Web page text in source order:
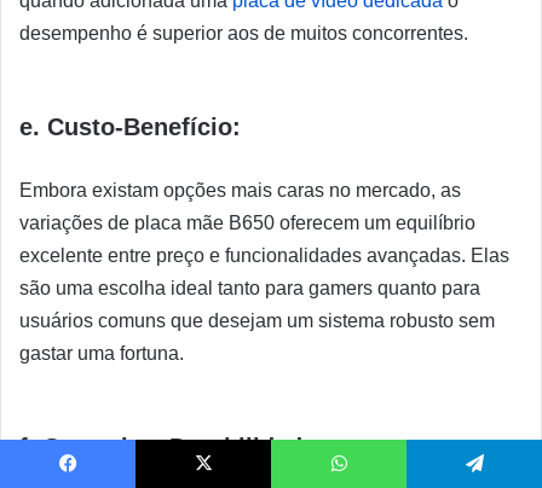
desempenho é superior aos de muitos concorrentes.
e. Custo-Benefício:
Embora existam opções mais caras no mercado, as
variações de placa mãe B650 oferecem um equilíbrio
excelente entre preço e funcionalidades avançadas. Elas
são uma escolha ideal tanto para gamers quanto para
usuários comuns que desejam um sistema robusto sem
gastar uma fortuna.
f. Garantia e Durabilidade: